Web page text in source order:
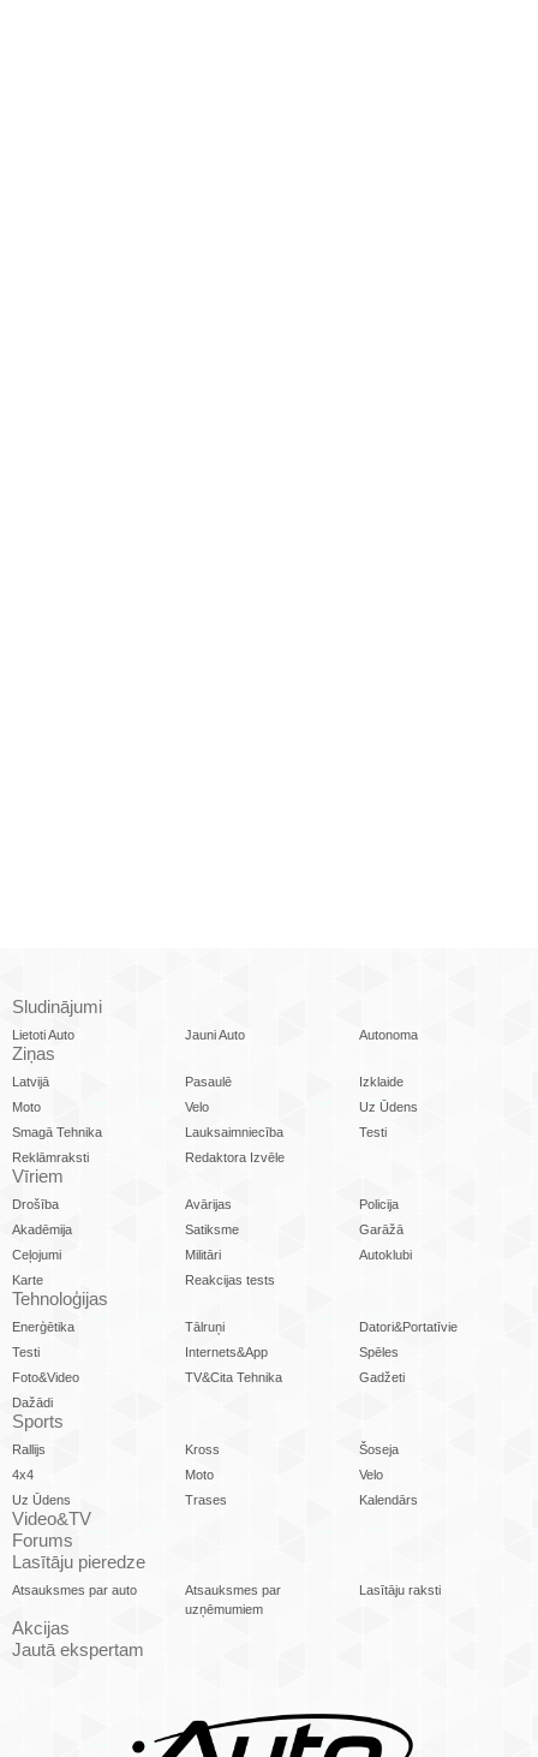
Sludinājumi
Lietoti Auto Jauni Auto Autonoma
Ziņas
Latvijā Pasaulē
Izklaide
Moto
Velo
Uz Ūdens
Smagā Tehnika
Lauksaimniecība
Testi
Reklāmraksti
Redaktora Izvēle
Vīriem
Drošība Avārijas
Policija
Akadēmija
Satiksme
Garāžā
Ceļojumi
Militāri
Autoklubi
Karte
Reakcijas tests
Tehnoloģijas
Enerģētika Tālruņi
Datori&Portatīvie
Testi
Internets&App
Spēles
Foto&Video
TV&Cita Tehnika
Gadžeti
Dažādi
Sports
Rallijs Kross
Šoseja
4x4
Moto
Velo
Uz Ūdens
Trases Kalendārs
Video&TV
Forums
Lasītāju pieredze
Atsauksmes par auto
Atsauksmes par
uzņēmumiem
Lasītāju raksti
Akcijas
Jautā ekspertam